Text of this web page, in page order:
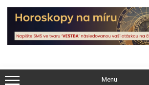
Skip
content
Menu